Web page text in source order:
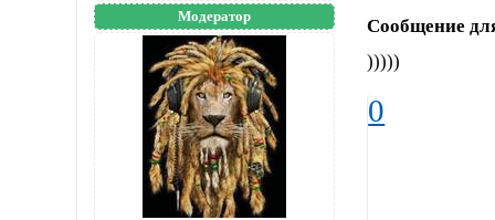
Модератор
Сообщение
)))))
0